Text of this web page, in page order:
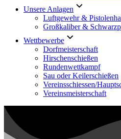
Unsere Anlagen
Luftgewehr &
Großkaliber &
Wettbewerbe
Dorfmeisterschaft
Hirschenschießen
Rundenwettkampf
Sau oder Keilerschießen
Vereinsschiessen/
Vereinsmeisterschaft